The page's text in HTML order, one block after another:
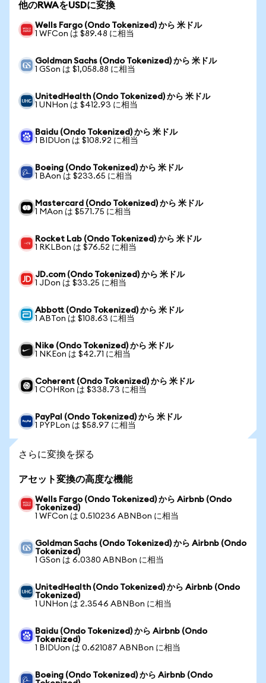
他のRWAをUSDに変換
Wells Fargo (Ondo Tokenized) から 米ドル
1 WFCon は $89.48 に相当
Goldman Sachs (Ondo Tokenized) から 米ドル
1 GSon は $1,058.88 に相当
UnitedHealth (Ondo Tokenized) から 米ドル
1 UNHon は $412.93 に相当
Baidu (Ondo Tokenized) から 米ドル
1 BIDUon は $108.92 に相当
Boeing (Ondo Tokenized) から 米ドル
1 BAon は $233.65 に相当
Mastercard (Ondo Tokenized) から 米ドル
1 MAon は $571.75 に相当
Rocket Lab (Ondo Tokenized) から 米ドル
1 RKLBon は $76.52 に相当
JD.com (Ondo Tokenized) から 米ドル
1 JDon は $33.25 に相当
Abbott (Ondo Tokenized) から 米ドル
1 ABTon は $108.63 に相当
Nike (Ondo Tokenized) から 米ドル
1 NKEon は $42.71 に相当
Coherent (Ondo Tokenized) から 米ドル
1 COHRon は $338.73 に相当
PayPal (Ondo Tokenized) から 米ドル
1 PYPLon は $58.97 に相当
さらに変換を探る
アセット変換の高度な機能
Wells Fargo (Ondo Tokenized) から Airbnb (Ondo
Tokenized)
1 WFCon は 0.510236 ABNBon に相当
Goldman Sachs (Ondo Tokenized) から Airbnb (Ondo
Tokenized)
1 GSon は 6.0380 ABNBon に相当
UnitedHealth (Ondo Tokenized) から Airbnb (Ondo
Tokenized)
1 UNHon は 2.3546 ABNBon に相当
Baidu (Ondo Tokenized) から Airbnb (Ondo
Tokenized)
1 BIDUon は 0.621087 ABNBon に相当
Boeing (Ondo Tokenized) から Airbnb (Ondo